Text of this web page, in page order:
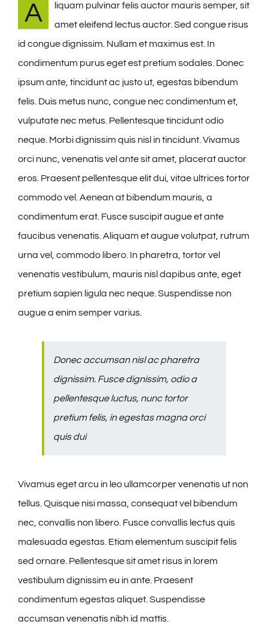
A
liquam pulvinar felis auctor mauris semper, sit
amet eleifend lectus auctor. Sed congue risus
id congue dignissim. Nullam et maximus est. In
condimentum purus eget est pretium sodales. Donec
ipsum ante, tincidunt ac justo ut, egestas bibendum
felis. Duis metus nunc, congue nec condimentum et,
vulputate nec metus. Pellentesque tincidunt odio
neque. Morbi dignissim quis nisl in tincidunt. Vivamus
orci nunc, venenatis vel ante sit amet, placerat auctor
eros. Praesent pellentesque elit dui, vitae ultrices tortor
commodo vel. Aenean at bibendum mauris, a
condimentum erat. Fusce suscipit augue et ante
faucibus venenatis. Aliquam et augue volutpat, rutrum
urna vel, commodo libero. In pharetra, tortor vel
venenatis vestibulum, mauris nisl dapibus ante, eget
pretium sapien ligula nec neque. Suspendisse non
augue a enim semper varius.
Donec accumsan nisl ac pharetra
dignissim. Fusce dignissim, odio a
pellentesque luctus, nunc tortor
pretium felis, in egestas magna orci
quis dui
Vivamus eget arcu in leo ullamcorper venenatis ut non
tellus. Quisque nisi massa, consequat vel bibendum
nec, convallis non libero. Fusce convallis lectus quis
malesuada egestas. Etiam elementum suscipit felis
sed ornare. Pellentesque sit amet risus in lorem
vestibulum dignissim eu in ante. Praesent
condimentum egestas aliquet. Suspendisse
accumsan venenatis nibh id mattis.